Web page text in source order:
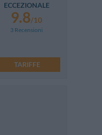
ECCEZIONALE
9.8/10
3 Recensioni
TARIFFE